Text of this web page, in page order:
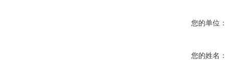
您的单位：
您的姓名：